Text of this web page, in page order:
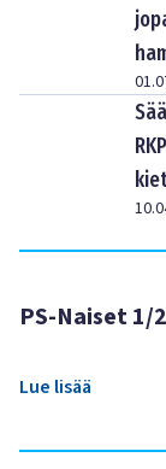
PS-Naiset 1/
Lue lisää